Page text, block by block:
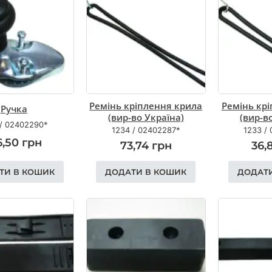
Ручка
02402290*
грн
В КОШИК
Ремінь кріплення крила
(вир-во Україна)
1234/ 02402287*
73,74 грн
ДОДАТИ В КОШИК
Ремінь
(вир-
1233/